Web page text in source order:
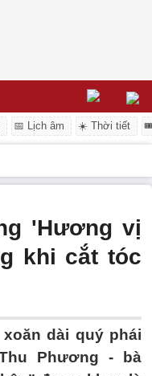
📅 Lịch âm ☀️ Thời tiết
'Hương vị
khi cắt tóc
dài quý phái
Phương - bà